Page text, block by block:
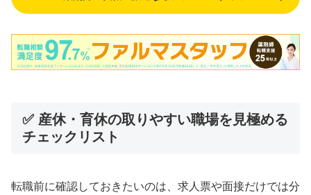
✅ 産休・育休の取りやすい職場を見極める
チェックリスト
転職前に確認しておきたいのは、求人票や面接だけでは分